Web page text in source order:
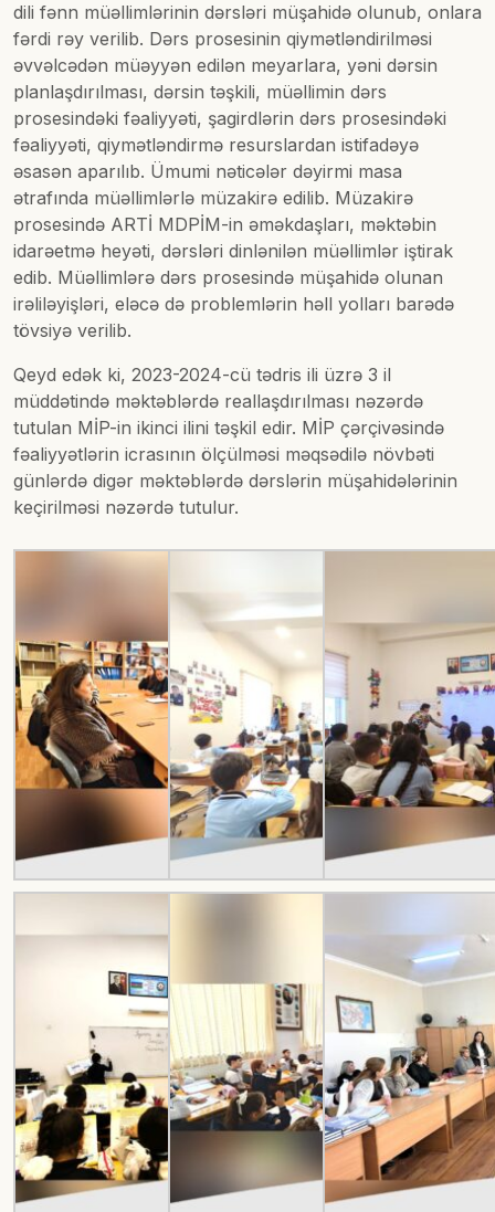
dili fənn müəllimlərinin dərsləri müşahidə olunub, onlara
fərdi rəy verilib. Dərs prosesinin qiymətləndirilməsi
əvvəlcədən müəyyən edilən meyarlara, yəni dərsin
planlaşdırılması, dərsin təşkili, müəllimin dərs
prosesindəki fəaliyyəti, şagirdlərin dərs prosesindəki
fəaliyyəti, qiymətləndirmə resurslardan istifadəyə
əsasən aparılıb. Ümumi nəticələr dəyirmi masa
ətrafında müəllimlərlə müzakirə edilib. Müzakirə
prosesində ARTİ MDPİM-in əməkdaşları, məktəbin
idarəetmə heyəti, dərsləri dinlənilən müəllimlər iştirak
edib. Müəllimlərə dərs prosesində müşahidə olunan
irəliləyişləri, eləcə də problemlərin həll yolları barədə
tövsiyə verilib.
Qeyd edək ki, 2023-2024-cü tədris ili üzrə 3 il
müddətində məktəblərdə reallaşdırılması nəzərdə
tutulan MİP-in ikinci ilini təşkil edir. MİP çərçivəsində
fəaliyyətlərin icrasının ölçülməsi məqsədilə növbəti
günlərdə digər məktəblərdə dərslərin müşahidələrinin
keçirilməsi nəzərdə tutulur.